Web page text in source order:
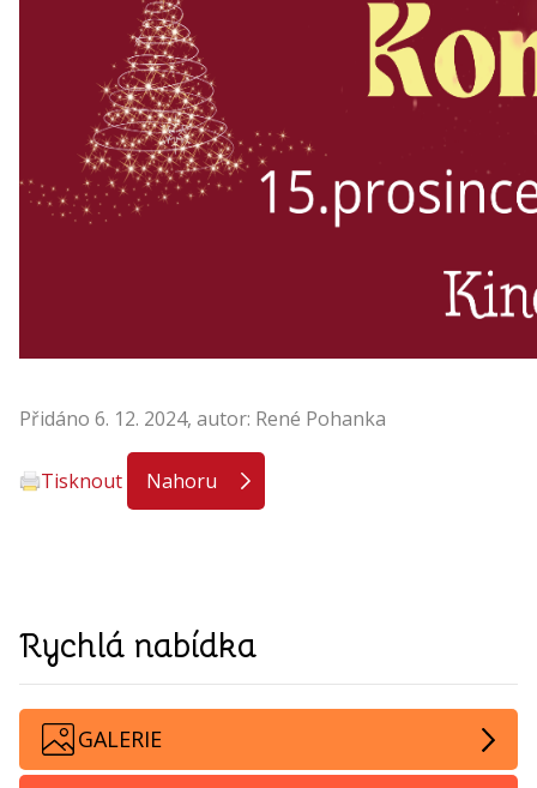
Přidáno 6. 12. 2024, autor: René Pohanka
Tisknout Nahoru
Rychlá nabídka
GALERIE